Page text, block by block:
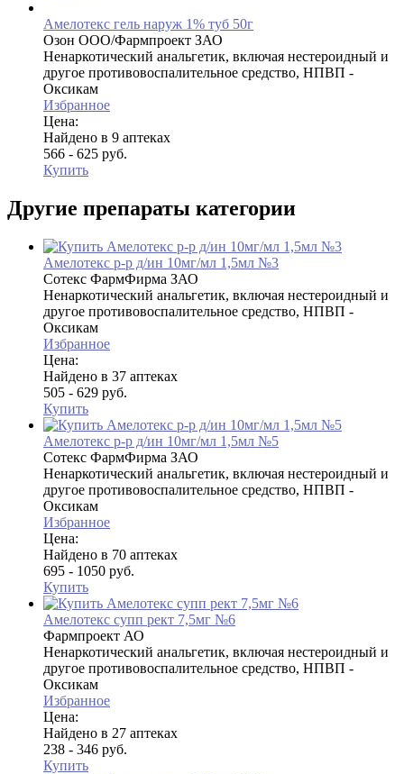
Амелотекс гель наруж 1% туб 50г
Озон ООО/Фармпроект ЗАО
Ненаркотический анальгетик, включая нестероидный и
другое противовоспалительное средство, НПВП -
Оксикам
Избранное
Цена:
Найдено в 9 аптеках
566 - 625 руб.
Купить
Другие препараты категории
Амелотекс р-р д/ин 10мг/мл 1,5мл №3
Сотекс ФармФирма ЗАО
Ненаркотический анальгетик, включая нестероидный и
другое противовоспалительное средство, НПВП -
Оксикам
Избранное
Цена:
Найдено в 37 аптеках
505 - 629 руб.
Купить
Амелотекс р-р д/ин 10мг/мл 1,5мл №5
Сотекс ФармФирма ЗАО
Ненаркотический анальгетик, включая нестероидный и
другое противовоспалительное средство, НПВП -
Оксикам
Избранное
Цена:
Найдено в 70 аптеках
695 - 1050 руб.
Купить
Амелотекс супп рект 7,5мг №6
Фармпроект АО
Ненаркотический анальгетик, включая нестероидный и
другое противовоспалительное средство, НПВП -
Оксикам
Избранное
Цена:
Найдено в 27 аптеках
238 - 346 руб.
Купить